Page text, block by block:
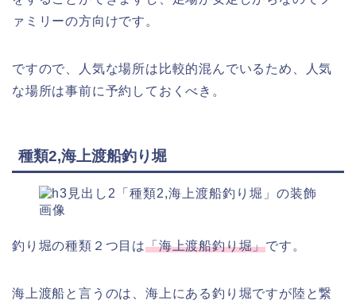
ァミリーの方向けです。
ですので、人気な場所は比較的混んでいるため、人気
な場所は事前に予約しておくべき。
種類2,海上渡船釣り堀
釣り堀の種類２つ目は「海上渡船釣り堀」です。
海上渡船と言うのは、海上にある釣り堀ですが陸と繋